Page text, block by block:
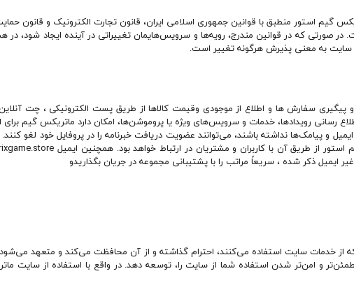
گیم استور منطبق با قوانین جمهوری اسلامی ایران، قانون تجارت الکترونیک و قانون
در صورتی که در قوانین مندرج، رویه‏‌ها و سرویس‏‌هایمان تغییراتی در آینده ایجاد شود،
سایت به معنی پذیرش هرگونه تغییر است.
سفارش ها و اطلاع از موجودی وقیمت کالاها از طریق پست الکترونیکی ، چت
رسانی رویدادها، خدمات و سرویس‌های ویژه یا پروموشن‌ها، امکان دارد ماتریکس گیم برای
ذکر شده ، سریعاً مراتب را با پشتیبانی مجموعه در جریان بگذاریدو
خدمات سایت استفاده می‏‌کنند، احترام گذاشته و از آن محافظت می‏‌کند و متعهد
مطمئن‏‌تر و امن‏‌تر شدن استفاده شما از سایت را، توسعه دهد. در واقع با استفاده از سایت